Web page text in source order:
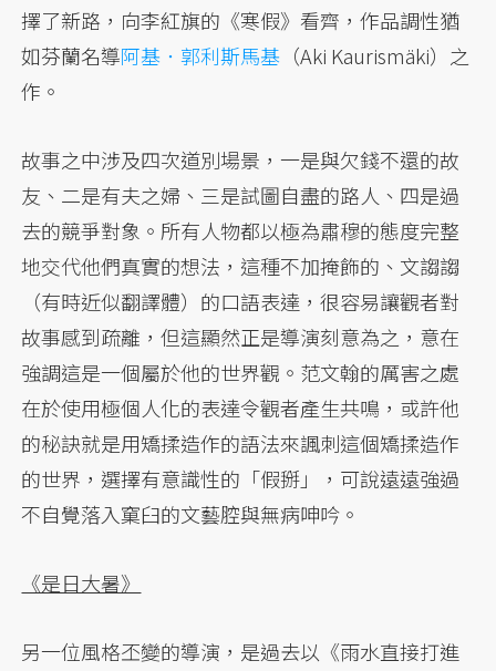
擇了新路，向李紅旗的《寒假》看齊，作品調性猶
如芬蘭名導阿基．郭利斯馬基 （Aki Kaurismäki）之
作。
故事之中涉及四次道別場景，一是與欠錢不還的故
友、二是有夫之婦、三是試圖自盡的路人、四是過
去的競爭對象。所有人物都以極為肅穆的態度完整
地交代他們真實的想法，這種不加掩飾的、文謅謅
（有時近似翻譯體）的口語表達，很容易讓觀者對
故事感到疏離，但這顯然正是導演刻意為之，意在
強調這是一個屬於他的世界觀。范文翰的厲害之處
在於使用極個人化的表達令觀者產生共鳴，或許他
的秘訣就是用矯揉造作的語法來諷刺這個矯揉造作
的世界，選擇有意識性的「假掰」，可說遠遠強過
不自覺落入窠臼的文藝腔與無病呻吟。
《是日大暑》
另一位風格丕變的導演，是過去以《雨水直接打進